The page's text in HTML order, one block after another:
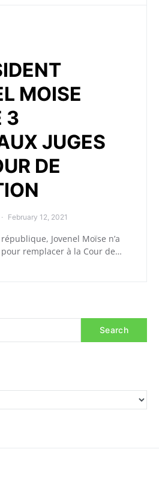
MOISE
3
JUGES
DE
February 12, 2021
Jovenel Moïse n’a
remplacer à la Cour de…
Search